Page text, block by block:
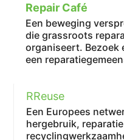
Repair Café
Een beweging
die grassroots
organiseert. Bezoek
een
RReuse
Een Europees
hergebruik,